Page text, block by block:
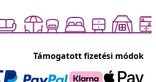
Támogatott fizetési módok